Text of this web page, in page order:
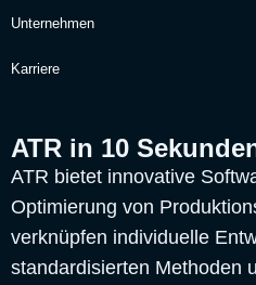
Unternehmen
Karriere
ATR in 10
ATR bietet innovative
Optimierung von
verknüpfen individuelle
standardisierten Methoden